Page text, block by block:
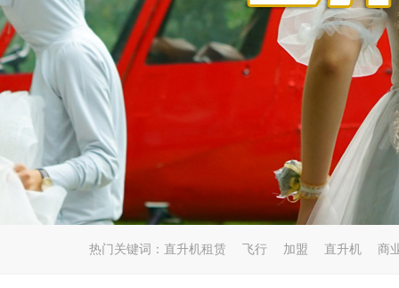
热门关键词： 直升机租赁 飞行 加盟 直升机 商